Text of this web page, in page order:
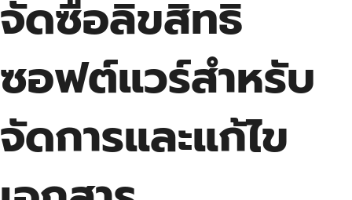
จัดซื้อลิขสิทธิ์
ซอฟต์แวร์สำหรับ
จัดการและแก้ไข